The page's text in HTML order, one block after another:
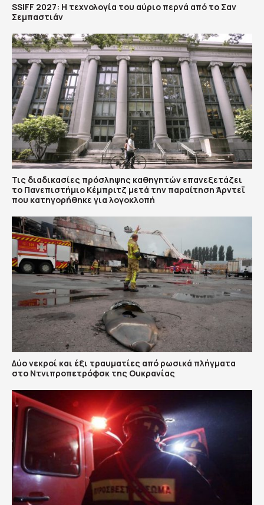
SSIFF 2027: Η τεχνολογία του αύριο περνά από το Σαν
Σεμπαστιάν
Τις διαδικασίες πρόσληψης καθηγητών επανεξετάζει
το Πανεπιστήμιο Κέμπριτζ μετά την παραίτηση Άρντεϊ
που κατηγορήθηκε για λογοκλοπή
Δύο νεκροί και έξι τραυματίες από ρωσικά πλήγματα
στο Ντνιπροπετρόφσκ της Ουκρανίας